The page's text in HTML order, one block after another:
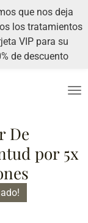
que nos deja
los tratamientos
VIP para su
de descuento
De
por 5x